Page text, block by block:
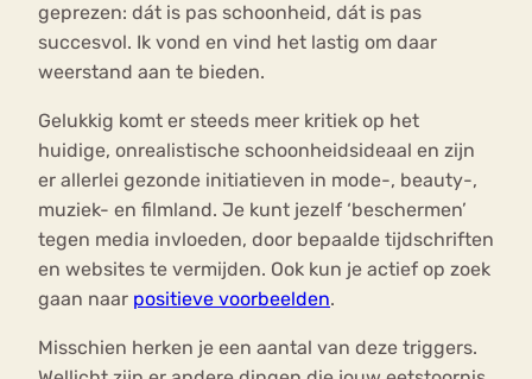
geprezen: dát is pas schoonheid, dát is pas
succesvol. Ik vond en vind het lastig om daar
weerstand aan te bieden.
Gelukkig komt er steeds meer kritiek op het
huidige, onrealistische schoonheidsideaal en zijn
er allerlei gezonde initiatieven in mode-, beauty-,
muziek- en filmland. Je kunt jezelf ‘beschermen’
tegen media invloeden, door bepaalde tijdschriften
en websites te vermijden. Ook kun je actief op zoek
gaan naar positieve voorbeelden.
Misschien herken je een aantal van deze triggers.